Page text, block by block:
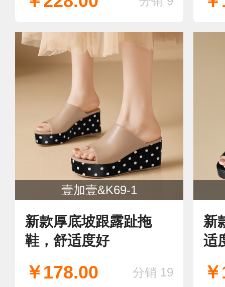
壹加壹&K69-1
新款厚底坡跟露趾拖
鞋，舒适度好
￥178.00 分销 19
新
适